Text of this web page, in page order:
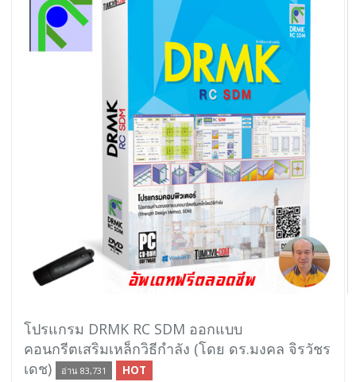
โปรแกรม DRMK RC SDM ออกแบบ
คอนกรีตเสริมเหล็กวิธีกำลัง (โดย ดร.มงคล จิรวัชร
เดช)
อ่าน 83,731 HOT